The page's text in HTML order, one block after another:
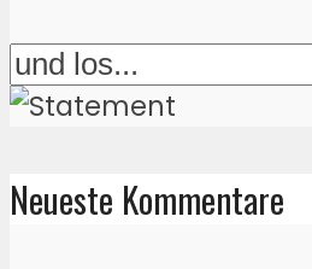
Neueste Kommentare